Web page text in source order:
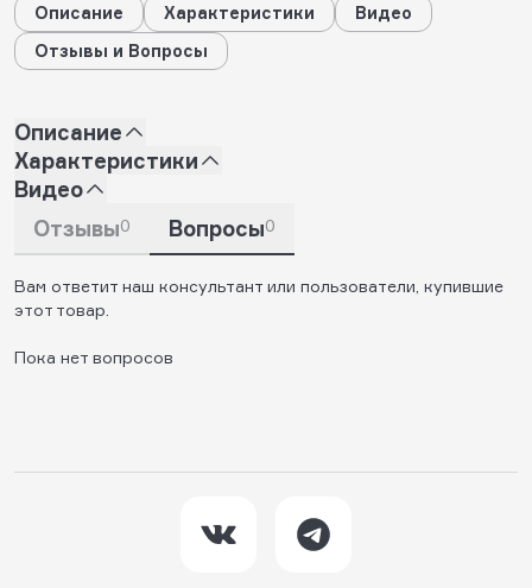
Описание Характеристики
Видео
Отзывы и Вопросы
Описание
Характеристики
Видео
Отзывы0 Вопросы0
Вам ответит наш консультант или пользователи, купившие
этот товар.
Пока нет вопросов